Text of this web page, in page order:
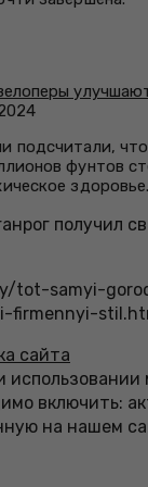
подсчитали,
фунтов
здоровье.
получил
tot-samyi-
firmennyi-
сайта
включить:
на нашем